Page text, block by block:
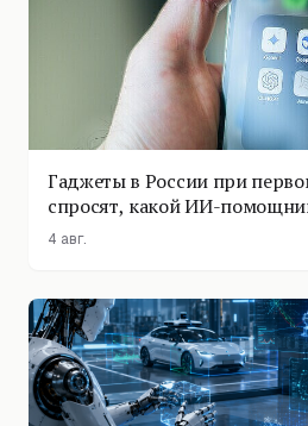
Гаджеты в России при
спросят, какой ИИ-
4 авг.